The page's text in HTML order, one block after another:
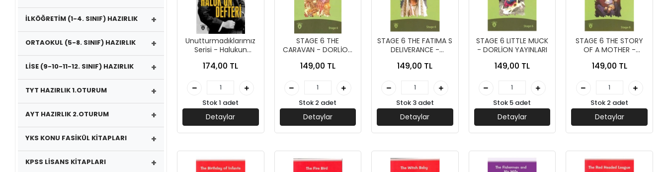
İLKÖĞRETİM (1-4. SINIF) HAZIRLIK +
ORTAOKUL (5-8. SINIF) HAZIRLIK +
LİSE (9-10-11-12. SINIF) HAZIRLIK +
TYT HAZIRLIK 1.OTURUM +
AYT HAZIRLIK 2.OTURUM +
YKS KONU FASİKÜL KİTAPLARI +
KPSS LİSANS KİTAPLARI +
Unutturmadıklarımız
Serisi - Halukun
Dorlion Yayınları
174,00 TL
Stok 1 adet
Detaylar
STAGE 6 THE
CARAVAN - DORLİON
149,00 TL
Stok 2 adet
Detaylar
STAGE 6 THE FATIMA S
DELIVERANCE -
149,00 TL
Stok 3 adet
Detaylar
STAGE 6 LITTLE MUCK
- DORLİON YAYINLARI
149,00 TL
Stok 5 adet
Detaylar
STAGE 6 THE STORY
OF A MOTHER -
149,00 TL
Stok 2 adet
Detaylar